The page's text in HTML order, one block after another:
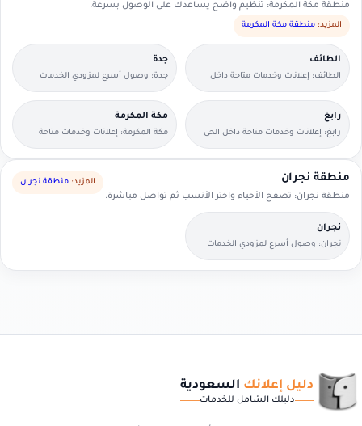
منطقة مكة المكرمة: تنظيم واضح يساعدك على الوصول بسرعة.
المزيد: منطقة مكة المكرمة
الطائف
الطائف: إعلانات وخدمات متاحة داخل
الحي مع وسائل تواصل مباشرة.
جدة
جدة: وصول أسرع لمزودي الخدمات
القريبين منك.
رابغ
رابغ: إعلانات وخدمات متاحة داخل الحي
مع وسائل تواصل مباشرة.
مكة المكرمة
مكة المكرمة: إعلانات وخدمات متاحة
داخل الحي مع وسائل تواصل مباشرة.
منطقة نجران
منطقة نجران: تصفح الأحياء واختر الأنسب ثم تواصل مباشرة.
المزيد: منطقة نجران
نجران
نجران: وصول أسرع لمزودي الخدمات
القريبين منك.
دليل إعلانك السعودية
دليلك الشامل للخدمات